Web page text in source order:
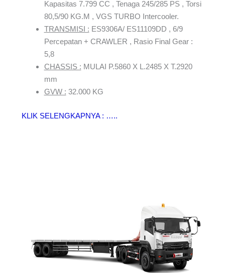
Kapasitas 7.799 CC , Tenaga 245/285 PS , Torsi
80,5/90 KG.M , VGS TURBO Intercooler.
TRANSMISI : ES9306A/ ES11109DD , 6/9
Percepatan + CRAWLER , Rasio Final Gear :
5,8
CHASSIS : MULAI P.5860 X L.2485 X T.2920
mm
GVW : 32.000 KG
KLIK SELENGKAPNYA : …..